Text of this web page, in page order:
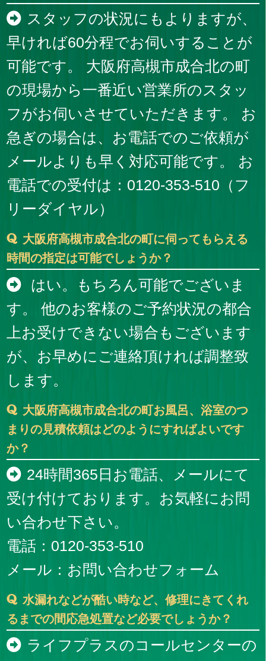
スタッフの状況にもよりますが、
早ければ60分程でお伺いすることが
可能です。 大阪府高槻市成合北の町
の現場から一番近い営業所のスタッ
フがお伺いさせていただきます。 お
急ぎの場合は、お電話でのご依頼が
メールよりも早く対応可能です。 お
電話での受付は：0120-353-510（フ
リーダイヤル）
大阪府高槻市成合北の町に伺ってもらえる
時間の指定は可能でしょうか？
はい。もちろん可能でございま
す。 他のお客様のご予約状況の都合
上お受けできない場合もございます
が、お早めにご連絡頂ければ調整致
します。
大阪府高槻市成合北の町お風呂、浴室のつ
まりの見積依頼はどのようにすればよいです
か？
24時間365日お電話、メールにて
受け付けております。お気軽にお問
い合わせ下さい。
電話：0120-353-510
メール： お問い合わせフォーム
水漏れなどが酷い時など、修理にきてくれ
るまでの間応急処置など必要でしょうか？
ライフプラスのコールセンターの